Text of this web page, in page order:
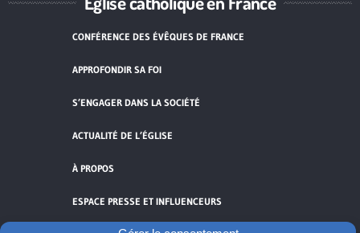
CONFÉRENCE DES ÉVÊQUES DE FRANCE
APPROFONDIR SA FOI
S’ENGAGER DANS LA SOCIÉTÉ
ACTUALITÉ DE L’ÉGLISE
À PROPOS
ESPACE PRESSE ET INFLUENCEURS